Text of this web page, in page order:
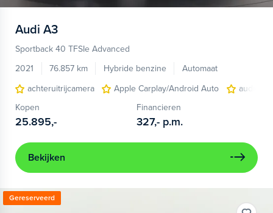
Audi A3
Sportback 40 TFSIe Advanced
2021
76.857 km Hybride benzine
Automaat
achteruitrijcamera
Apple Carplay/Android Auto
audio
Kopen
25.895,-
Financieren
327,- p.m.
Bekijken
Gereserveerd